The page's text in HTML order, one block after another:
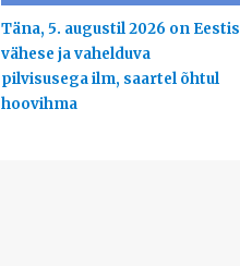
Täna, 5. augustil 2026 on Eestis
vähese ja vahelduva
pilvisusega ilm, saartel õhtul
hoovihma